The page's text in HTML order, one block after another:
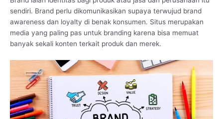
sendiri. Brand perlu dikomunikasikan supaya terwujud brand
awareness dan loyalty di benak konsumen. Situs merupakan
media yang paling pas untuk branding karena bisa memuat
banyak sekali konten terkait produk dan merek.